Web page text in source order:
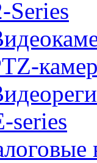
Series
series